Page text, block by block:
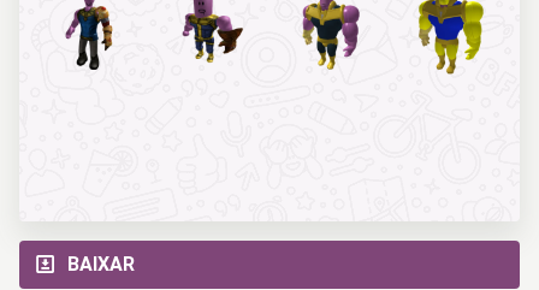
BAIXAR